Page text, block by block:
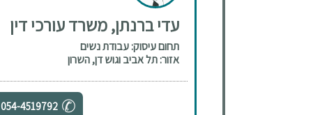
עדי ברנתן, משרד עורכי דין
תחום עיסוק: עבודת נשים
אזור: תל אביב וגוש דן, השרון
054-4519792